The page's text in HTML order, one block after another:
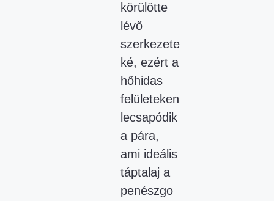
körülötte
lévő
szerkezete
ké, ezért a
hőhidas
felületeken
lecsapódik
a pára,
ami ideális
táptalaj a
penészgo